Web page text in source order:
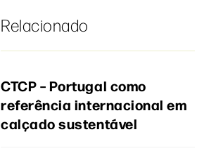
Relacionado
CTCP – Portugal como
referência internacional em
calçado sustentável